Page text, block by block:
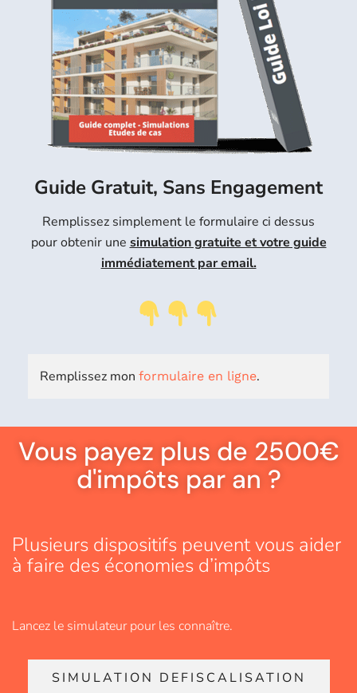
Guide Gratuit, Sans Engagement
Remplissez simplement le formulaire ci dessus
pour obtenir une simulation gratuite et votre guide
immédiatement par email.
Remplissez mon formulaire en ligne.
Vous payez plus de 2500€
d'impôts par an ?
Plusieurs dispositifs peuvent vous aider
à faire des économies d’impôts
Lancez le simulateur pour les connaître.
SIMULATION DEFISCALISATION